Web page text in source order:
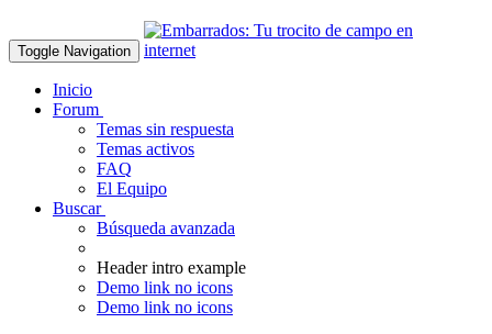
Toggle Navigation
Inicio
Forum
Temas sin respuesta
Temas activos
FAQ
El Equipo
Buscar
Búsqueda avanzada
Header intro example
Demo link no icons
Demo link no icons